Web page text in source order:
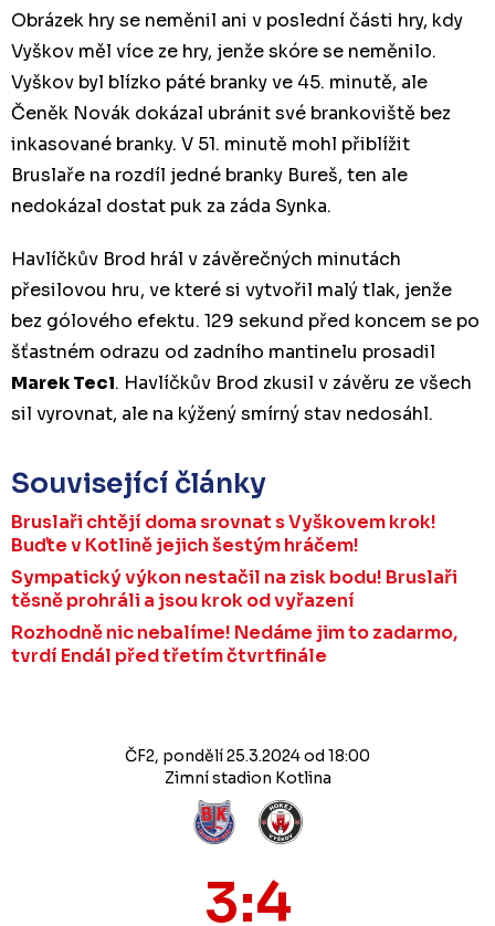
Obrázek hry se neměnil ani v poslední části hry, kdy
Vyškov měl více ze hry, jenže skóre se neměnilo.
Vyškov byl blízko páté branky ve 45. minutě, ale
Čeněk Novák dokázal ubránit své brankoviště bez
inkasované branky. V 51. minutě mohl přiblížit
Bruslaře na rozdíl jedné branky Bureš, ten ale
nedokázal dostat puk za záda Synka.
Havlíčkův Brod hrál v závěrečných minutách
přesilovou hru, ve které si vytvořil malý tlak, jenže
bez gólového efektu. 129 sekund před koncem se po
šťastném odrazu od zadního mantinelu prosadil
Marek Tecl. Havlíčkův Brod zkusil v závěru ze všech
sil vyrovnat, ale na kýžený smírný stav nedosáhl.
Související články
Bruslaři chtějí doma srovnat s Vyškovem krok!
Buďte v Kotlině jejich šestým hráčem!
Sympatický výkon nestačil na zisk bodu! Bruslaři
těsně prohráli a jsou krok od vyřazení
Rozhodně nic nebalíme! Nedáme jim to zadarmo,
tvrdí Endál před třetím čtvrtfinále
ČF2, pondělí 25.3.2024 od 18:00
Zimní stadion Kotlina
3:4